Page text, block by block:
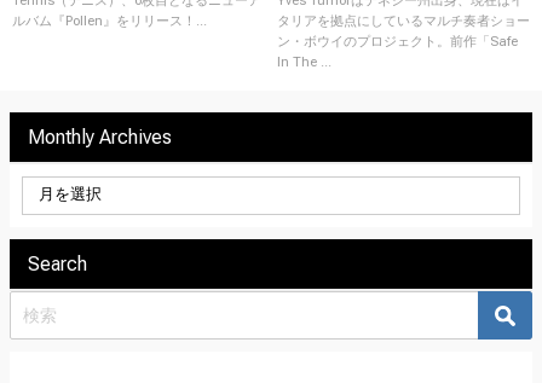
ルバム『Pollen』をリリース！...
タリアを拠点にしているマルチ奏者ショー
ン・ボウイのプロジェクト。前作「Safe
In The ...
Monthly Archives
Search